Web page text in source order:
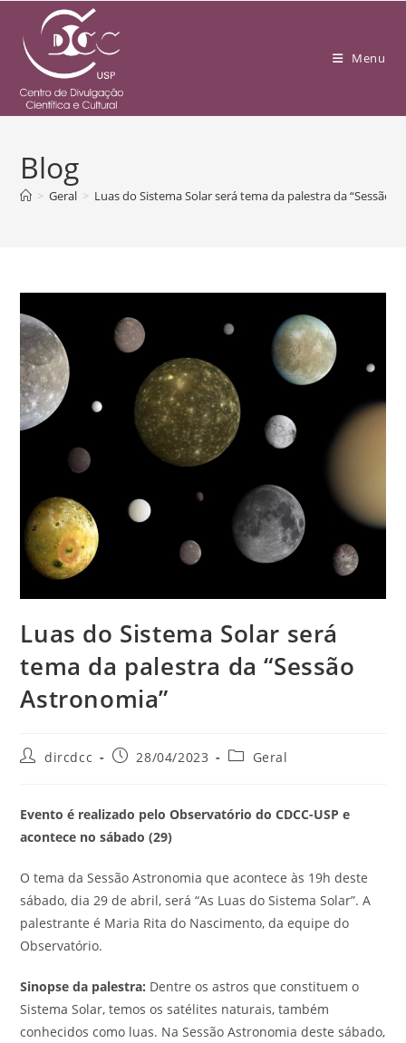
Menu
Blog
> Geral > Luas do Sistema Solar será tema da palestra da “Sessão
Luas do Sistema Solar será
tema da palestra da “Sessão
Astronomia”
dircdcc 28/04/2023 Geral
Evento é realizado pelo Observatório do CDCC-USP e
acontece no sábado (29)
O tema da Sessão Astronomia que acontece às 19h deste
sábado, dia 29 de abril, será “As Luas do Sistema Solar”. A
palestrante é Maria Rita do Nascimento, da equipe do
Observatório.
Sinopse da palestra: Dentre os astros que constituem o
Sistema Solar, temos os satélites naturais, também
conhecidos como luas. Na Sessão Astronomia deste sábado,